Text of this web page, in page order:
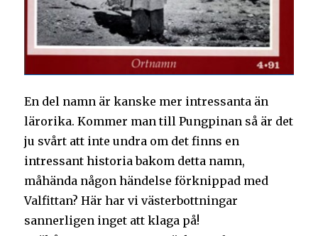
En del namn är kanske mer intressanta än
lärorika. Kommer man till Pungpinan så är det
ju svårt att inte undra om det finns en
intressant historia bakom detta namn,
måhända någon händelse förknippad med
Valfittan? Här har vi västerbottningar
sannerligen inget att klaga på!